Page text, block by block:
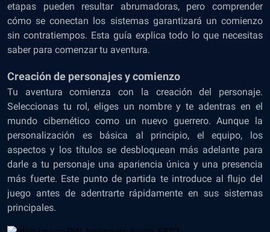
etapas pueden resultar abrumadoras, pero comprender
cómo se conectan los sistemas garantizará un comienzo
sin contratiempos. Esta guía explica todo lo que necesitas
saber para comenzar tu aventura.
Creación de personajes y comienzo
Tu aventura comienza con la creación del personaje.
Seleccionas tu rol, eliges un nombre y te adentras en el
mundo cibernético como un nuevo guerrero. Aunque la
personalización es básica al principio, el equipo, los
aspectos y los títulos se desbloquean más adelante para
darle a tu personaje una apariencia única y una presencia
más fuerte. Este punto de partida te introduce al flujo del
juego antes de adentrarte rápidamente en sus sistemas
principales.